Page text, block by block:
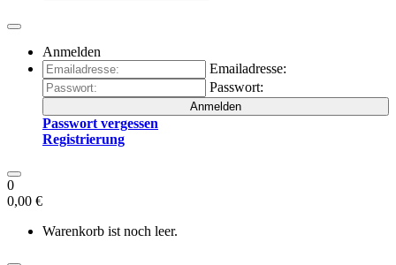
Anmelden
Emailadresse:
Passwort:
Anmelden
Passwort vergessen
Registrierung
0
0,00 €
Warenkorb ist noch leer.